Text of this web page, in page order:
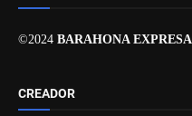
©2024 BARAHONA EXPRESA
CREADOR